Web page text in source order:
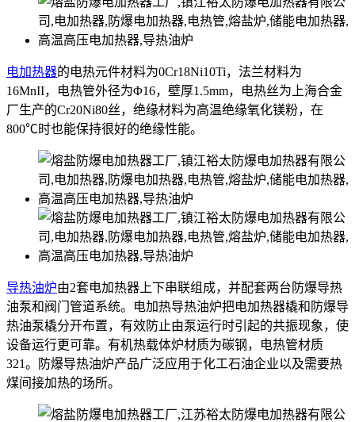
电加热器的电热元件材料为0Cr18Ni10Ti，法兰材料为
16MnII，电热管外径为Φ16，壁厚1.5mm，电热丝为上海合金
厂生产的Cr20Ni80丝，绝缘材料为高温绝缘氧化镁粉，在
800℃时也能保持很好的绝缘性能。
导热油炉由2套电加热器上下串联组成，并配套两台防爆导热
油泵和阀门管道系统。电加热导热油炉把电加热器橇和防爆导
热油泵橇分开布置，有效防止由泵运行时引起的共振现象，使
设备运行更可靠。有机热载体炉材质为碳钢，电热管材质
321。防爆导热油炉产品广泛应用于化工石油企业以及需要热
煤间接加热的场所。